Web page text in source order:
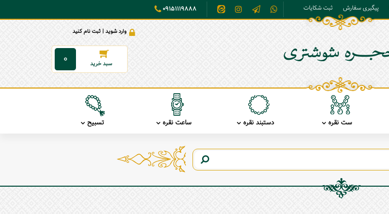
پیگیری سفارش ثبت شکایات 09151119888
وارد شوید | ثبت نام کنید
0
ست نقره دستبند نقره ساعت نقره تسبیح